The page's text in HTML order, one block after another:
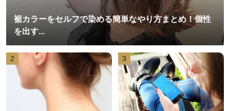
裾カラーをセルフで染める簡単なやり方まとめ！個性
を出す...
2 3